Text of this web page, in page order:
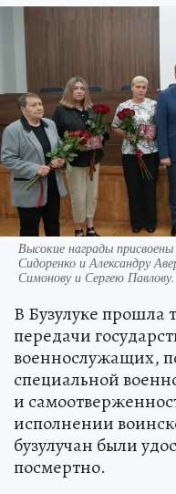
Высокие награды
Сидоренко и Александру
Симонову и Сергею
В Бузулуке прошла
передачи
военнослужащих,
специальной
и
исполнении
бузулучан были
посмертно.